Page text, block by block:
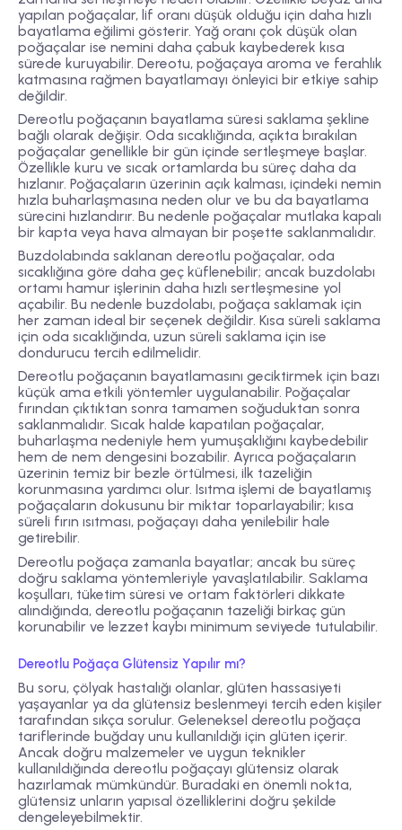
yapılan poğaçalar, lif oranı düşük olduğu için daha hızlı
bayatlama eğilimi gösterir. Yağ oranı çok düşük olan
poğaçalar ise nemini daha çabuk kaybederek kısa
sürede kuruyabilir. Dereotu, poğaçaya aroma ve ferahlık
katmasına rağmen bayatlamayı önleyici bir etkiye sahip
değildir.
Dereotlu poğaçanın bayatlama süresi saklama şekline
bağlı olarak değişir. Oda sıcaklığında, açıkta bırakılan
poğaçalar genellikle bir gün içinde sertleşmeye başlar.
Özellikle kuru ve sıcak ortamlarda bu süreç daha da
hızlanır. Poğaçaların üzerinin açık kalması, içindeki nemin
hızla buharlaşmasına neden olur ve bu da bayatlama
sürecini hızlandırır. Bu nedenle poğaçalar mutlaka kapalı
bir kapta veya hava almayan bir poşette saklanmalıdır.
Buzdolabında saklanan dereotlu poğaçalar, oda
sıcaklığına göre daha geç küflenebilir; ancak buzdolabı
ortamı hamur işlerinin daha hızlı sertleşmesine yol
açabilir. Bu nedenle buzdolabı, poğaça saklamak için
her zaman ideal bir seçenek değildir. Kısa süreli saklama
için oda sıcaklığında, uzun süreli saklama için ise
dondurucu tercih edilmelidir.
Dereotlu poğaçanın bayatlamasını geciktirmek için bazı
küçük ama etkili yöntemler uygulanabilir. Poğaçalar
fırından çıktıktan sonra tamamen soğuduktan sonra
saklanmalıdır. Sıcak halde kapatılan poğaçalar,
buharlaşma nedeniyle hem yumuşaklığını kaybedebilir
hem de nem dengesini bozabilir. Ayrıca poğaçaların
üzerinin temiz bir bezle örtülmesi, ilk tazeliğin
korunmasına yardımcı olur. Isıtma işlemi de bayatlamış
poğaçaların dokusunu bir miktar toparlayabilir; kısa
süreli fırın ısıtması, poğaçayı daha yenilebilir hale
getirebilir.
Dereotlu poğaça zamanla bayatlar; ancak bu süreç
doğru saklama yöntemleriyle yavaşlatılabilir. Saklama
koşulları, tüketim süresi ve ortam faktörleri dikkate
alındığında, dereotlu poğaçanın tazeliği birkaç gün
korunabilir ve lezzet kaybı minimum seviyede tutulabilir.
Dereotlu Poğaça Glütensiz Yapılır mı?
Bu soru, çölyak hastalığı olanlar, glüten hassasiyeti
yaşayanlar ya da glütensiz beslenmeyi tercih eden kişiler
tarafından sıkça sorulur. Geleneksel dereotlu poğaça
tariflerinde buğday unu kullanıldığı için glüten içerir.
Ancak doğru malzemeler ve uygun teknikler
kullanıldığında dereotlu poğaçayı glütensiz olarak
hazırlamak mümkündür. Buradaki en önemli nokta,
glütensiz unların yapısal özelliklerini doğru şekilde
dengeleyebilmektir.